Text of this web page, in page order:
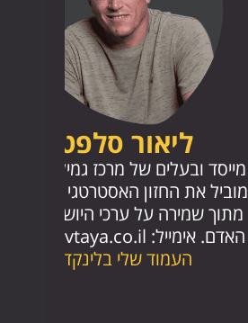
ליאור סלפטר
מייסד ובעלים של מרכז גמילה שבטיא.
מוביל את החזון האסטרטגי של המרכז,
מתוך שמירה על ערכי היושרה ואהבת
האדם. אימייל: info@shivtaya.co.il
העמוד שלי בלינקדאין